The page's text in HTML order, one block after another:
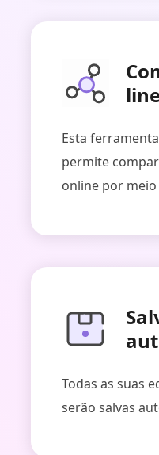
Esta
permite
online por meio
Todas as suas
serão salvas